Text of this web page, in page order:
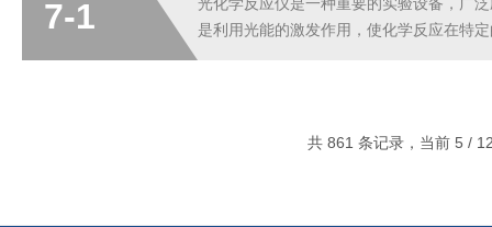
7-1
是利用光能的激发作用，使化学反应在特
共 861 条记录，当前 5 /